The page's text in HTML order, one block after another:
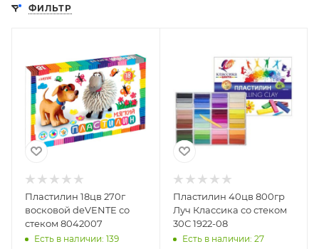
ФИЛЬТР
Пластилин 18цв 270г
восковой deVENTE со
стеком 8042007
Есть в наличии: 139
Пластилин 40цв 800гр
Луч Классика со стеком
30С 1922-08
Есть в наличии: 27